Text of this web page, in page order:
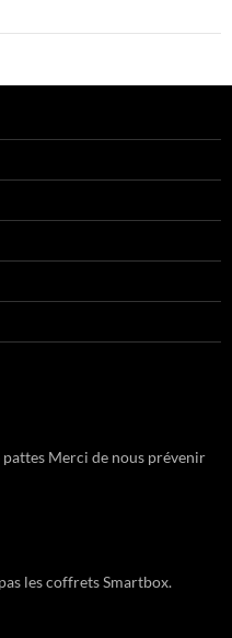
pattes Merci de nous prévenir
les coffrets Smartbox.